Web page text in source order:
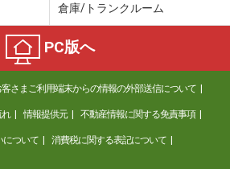
倉庫/トランクルーム
PC版へ
客さまご利用端末からの情報の外部送信について
情報提供元 不動産情報に関する免責事項
について 消費税に関する表記について